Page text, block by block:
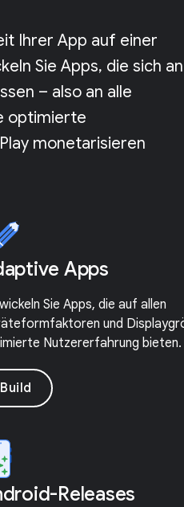
Ihrer App auf einer
Sie Apps, die sich an
– also an alle
optimierte
monetarisieren
Apps
Sie Apps, die auf allen
und
Nutzererfahrung bieten.
Build
Releases